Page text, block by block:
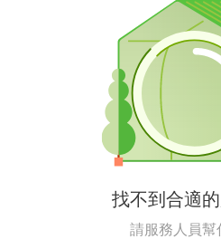
找不到合適
請服務人員幫